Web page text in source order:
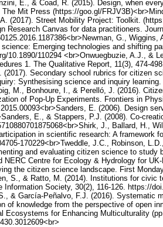
E., & Coad, R. (2015). Design, when
Mit Press (https://goo.gl/
(2017). Street Mobility Project: Toolkit.
Research Canvas for data practitioners.
G.,
Emerging technologies and shifting
10.1890/110294 <br>Onwuegbuzie, A.J., &
1. The Qualitative Report, 11(3), 474-
(2017). Secondary school rubrics for citizen
Synthesising science and inquiry
M., Bonhoure, I., & Perelló, J. (2016).
of Pop-Up Experiments. Frontiers in
E. (2006). Design
E., & Stappers, P.J. (2008). Co-
J., Ballard, H.,
in scientific research: A framework
170229<br>Tweddle, J.C., Robinson,
and evaluating citizen science to study
NERC Centre for Ecology & Hydrology for
the citizen science landscape. First
S., & Ratto, M. (2014). Institutions for civic
Society, 30(2), 116-126. https://
& García-Peñalvo, F.J. (2016). Systematic
of knowledge from the perspective of open
Ecosystems for Enhancing Multiculturality